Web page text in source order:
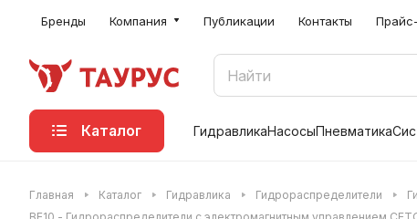
Бренды Компания Публикации Контакты
Каталог ГидравликаНасосыПневматика
Главная Каталог Гидравлика Гидрораспределители